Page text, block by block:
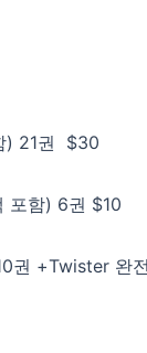
) 21권 $30
포함) 6권 $10
권 +Twister 완